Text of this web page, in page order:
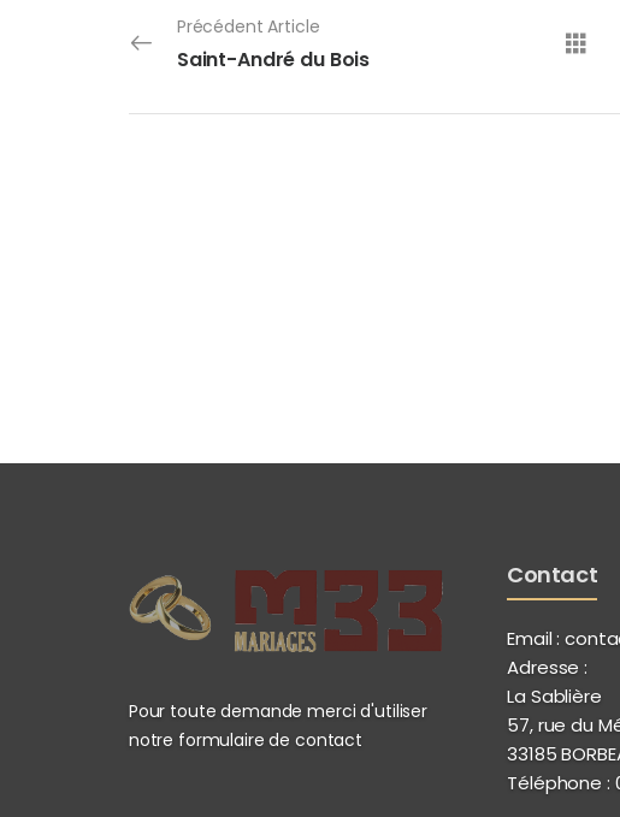
Précédent Article
Saint-André du Bois
Pour toute demande merci d'utiliser
notre formulaire de contact
Contact
Email :
Adresse :
La Sablière
57, rue du
33185
Téléphone :